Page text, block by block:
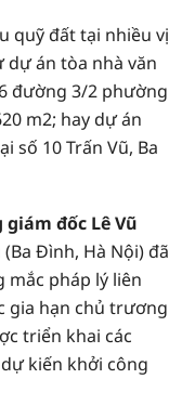
quỹ đất tại nhiều vị
án tòa nhà văn
đường 3/2 phường
m2; hay dự án
số 10 Trấn Vũ, Ba
giám đốc Lê Vũ
Đình, Hà Nội) đã
mắc pháp lý liên
gia hạn chủ trương
triển khai các
kiến khởi công